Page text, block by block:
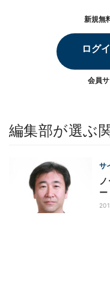
新規無
ログ
会員
編集部が選ぶ
サ